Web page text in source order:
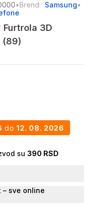
•Brend: Samsung•
Furtrola 3D
(89)
do 12. 08. 2026
su 390 RSD
– sve online